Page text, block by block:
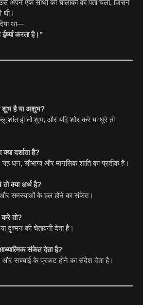
अपने एक साथी की चालाकी का पता चला, जिसने
थी।
था—
करता है।”
शुभ है या अशुभ?
शांत हो तो शुभ, और यदि शोर करे या घूरे तो
दर्शाता है?
धन, सौभाग्य और मानसिक शांति का प्रतीक है।
क्या अर्थ है?
और समस्याओं के हल होने का संकेत।
तो?
दुश्मन की चेतावनी देता है।
संकेत देता है?
और सच्चाई के प्रकट होने का संदेश देता है।